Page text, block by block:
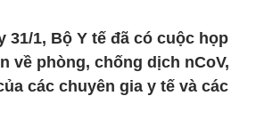
31/1, Bộ Y tế đã có cuộc họp
về phòng, chống dịch nCoV,
các chuyên gia y tế và các